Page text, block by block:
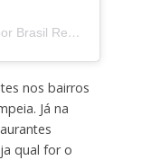
Uma publicação compartilhada por Brasil Restaurant Week (@restaurantweekbrasil)
nos bairros
Já na
qual for o